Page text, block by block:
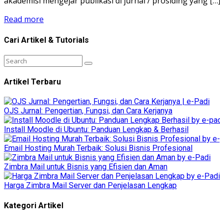
Read more
Cari Artikel & Tutorials
Artikel Terbaru
OJS Jurnal: Pengertian, Fungsi, dan Cara Kerjanya
Install Moodle di Ubuntu: Panduan Lengkap & Berhasil
Email Hosting Murah Terbaik: Solusi Bisnis Profesional
Zimbra Mail untuk Bisnis yang Efisien dan Aman
Harga Zimbra Mail Server dan Penjelasan Lengkap
Kategori Artikel